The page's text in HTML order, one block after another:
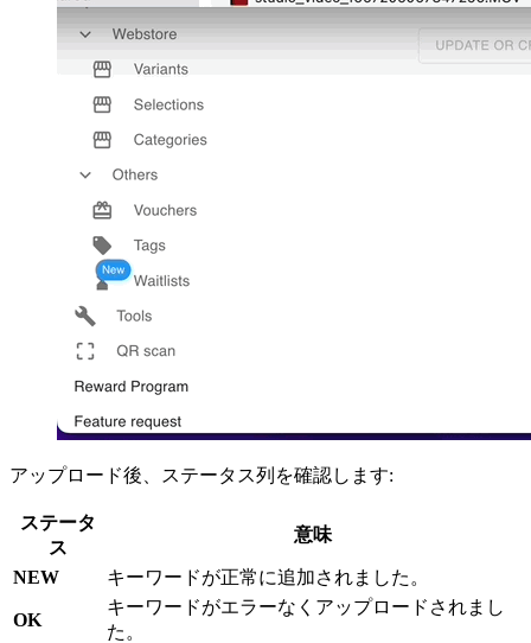
アップロード後、ステータス列を確認します:
ステータ
ス
意味
NEW キーワードが正常に追加されました。
OK
キーワードがエラーなくアップロードされまし
た。